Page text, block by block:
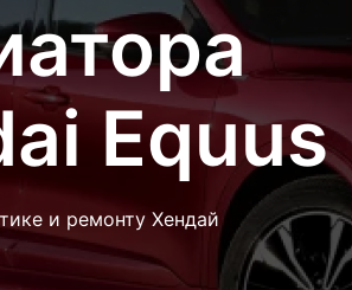
Equus
и ремонту Хендай